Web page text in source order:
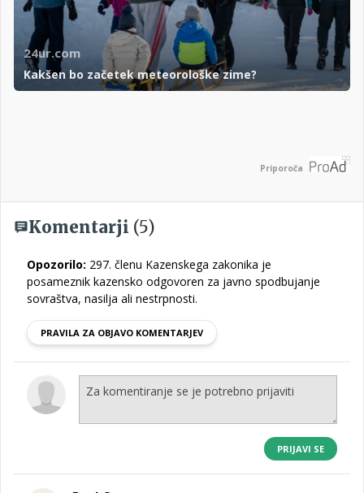
24ur.com
Kakšen bo začetek meteorološke zime?
Priporoča
Komentarji (5)
Opozorilo: 297. členu Kazenskega zakonika je
posameznik kazensko odgovoren za javno spodbujanje
sovraštva, nasilja ali nestrpnosti.
PRAVILA ZA OBJAVO KOMENTARJEV
PRIJAVI SE